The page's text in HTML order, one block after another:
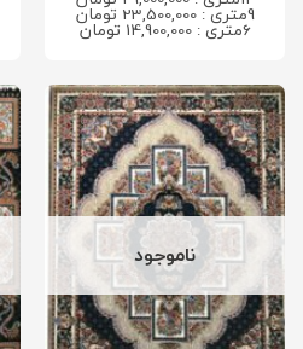
9متری : 23,500,000 تومان
6متری : 14,900,000 تومان
ناموجود